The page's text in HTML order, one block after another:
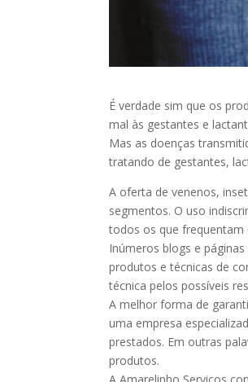
É verdade sim que os
mal às gestantes e
Mas as doenças
tratando de gestantes,
A oferta de venenos,
segmentos. O uso
todos os que frequentam
Inúmeros blogs e
produtos e técnicas de
técnica pelos possíveis
A melhor forma de
uma empresa
prestados. Em outras
produtos.